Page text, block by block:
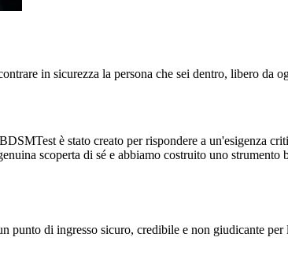
in sicurezza la persona che sei dentro, libero da
è stato creato per rispondere a un'esigenza
scoperta di sé e abbiamo costruito uno strumento
punto di ingresso sicuro, credibile e non giudicante